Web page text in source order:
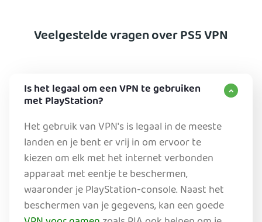
Veelgestelde vragen over PS5 VPN
Is het legaal om een VPN te gebruiken
met PlayStation?
Het gebruik van VPN's is legaal in de meeste
landen en je bent er vrij in om ervoor te
kiezen om elk met het internet verbonden
apparaat met eentje te beschermen,
waaronder je PlayStation-console. Naast het
beschermen van je gegevens, kan een goede